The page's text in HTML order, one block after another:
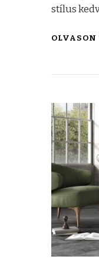
stílus
OLVASON